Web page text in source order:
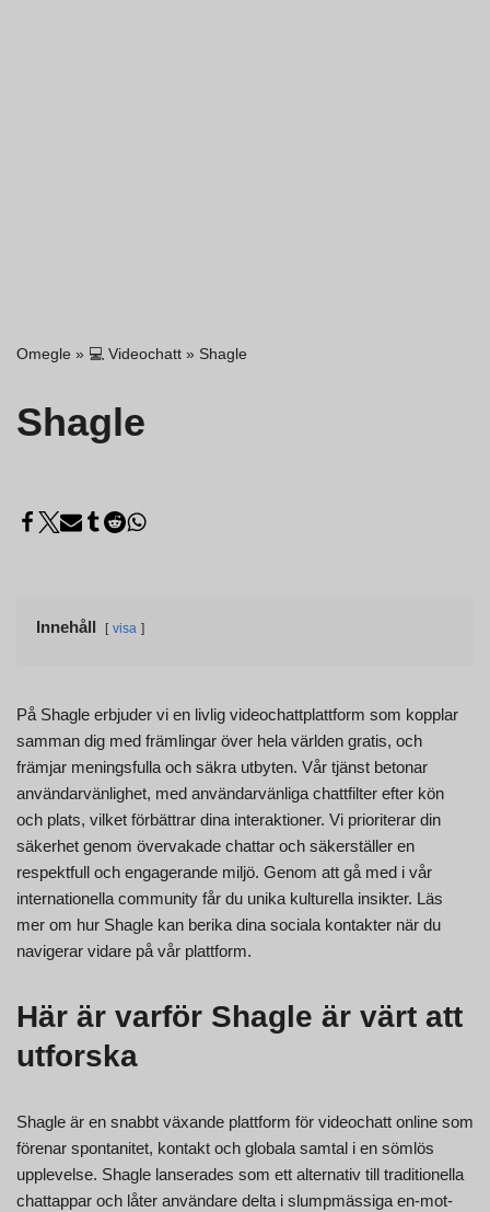
Omegle » 💻 Videochatt » Shagle
Shagle
Innehåll visa
På Shagle erbjuder vi en livlig videochattplattform som kopplar
samman dig med främlingar över hela världen gratis, och
främjar meningsfulla och säkra utbyten. Vår tjänst betonar
användarvänlighet, med användarvänliga chattfilter efter kön
och plats, vilket förbättrar dina interaktioner. Vi prioriterar din
säkerhet genom övervakade chattar och säkerställer en
respektfull och engagerande miljö. Genom att gå med i vår
internationella community får du unika kulturella insikter. Läs
mer om hur Shagle kan berika dina sociala kontakter när du
navigerar vidare på vår plattform.
Här är varför Shagle är värt att
utforska
Shagle är en snabbt växande plattform för videochatt online som
förenar spontanitet, kontakt och globala samtal i en sömlös
upplevelse. Shagle lanserades som ett alternativ till traditionella
chattappar och låter användare delta i slumpmässiga en-mot-